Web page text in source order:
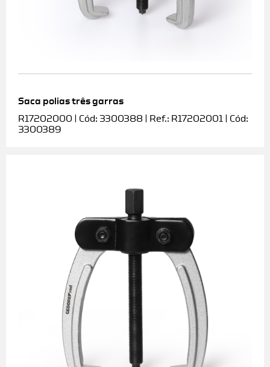
Saca polias três garras
R17202000 | Cód: 3300388 | Ref.: R17202001 | Cód:
3300389